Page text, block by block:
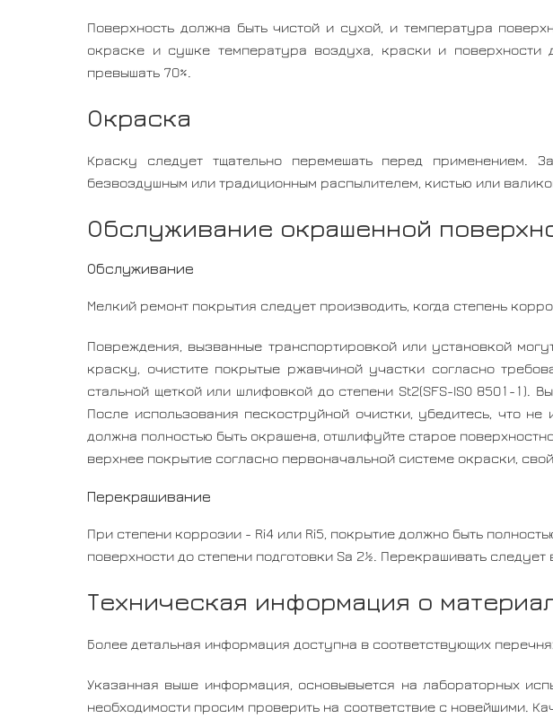
Поверхность должна быть чистой и сухой, и температура
окраске и сушке температура воздуха, краски и поверхности
превышать 70%.
Окраска
Краску следует тщательно перемешать перед применением.
безвоздушным или традиционным распылителем, кистью или
Обслуживание окрашенной
Обслуживание
Мелкий ремонт покрытия следует производить, когда степень
Повреждения, вызванные транспортировкой или установкой
краску, очистите покрытые ржавчиной участки согласно
стальной щеткой или шлифовкой до степени St2(SFS-ISO 8501-
После использования пескоструйной очистки, убедитесь, что
должна полностью быть окрашена, отшлифуйте старое
верхнее покрытие согласно первоначальной системе окраски,
Перекрашивание
При степени коррозии - Ri4 или Ri5, покрытие должно быть
поверхности до степени подготовки Sa 2½. Перекрашивать
Техническая информация о
Более детальная информация доступна в соответствующих
Указанная выше информация, основывыется на лабораторных
необходимости просим проверить на соответствие с новейшими.